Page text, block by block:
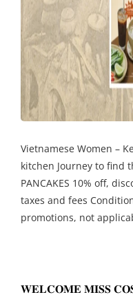
Vietnamese Women –
kitchen Journey to find
PANCAKES 10% off,
taxes and fees
promotions, not
𝐖𝐄𝐋𝐂𝐎𝐌𝐄 𝐌𝐈𝐒𝐒